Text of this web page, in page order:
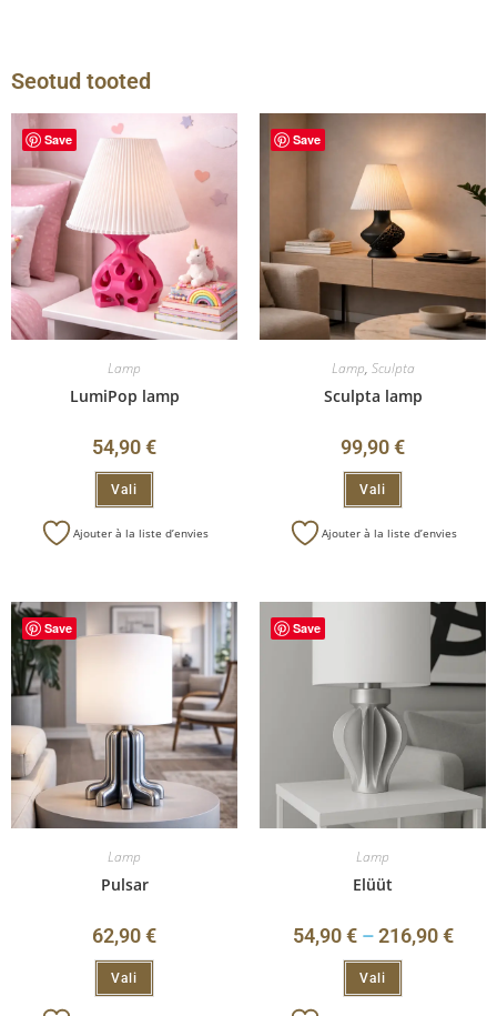
Seotud tooted
Save
Lamp
LumiPop lamp
54,90€
Vali
Ajouter à la liste d’envies
Save
Lamp, Sculpta
Sculpta lamp
99,90€
Vali
Ajouter à la liste d’envies
Save
Lamp
Pulsar
62,90€
Vali
Save
Lamp
Elüüt
54,90€ – 216,90€
Vali